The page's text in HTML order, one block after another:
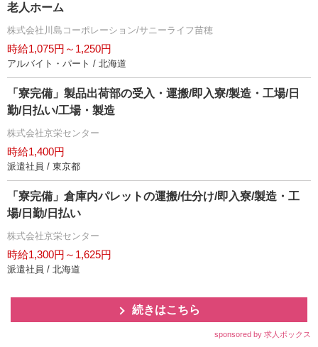
老人ホーム
株式会社川島コーポレーション/サニーライフ苗穂
時給1,075円～1,250円
アルバイト・パート / 北海道
「寮完備」製品出荷部の受入・運搬/即入寮/製造・工場/日
勤/日払い/工場・製造
株式会社京栄センター
時給1,400円
派遣社員 / 東京都
「寮完備」倉庫内パレットの運搬/仕分け/即入寮/製造・工
場/日勤/日払い
株式会社京栄センター
時給1,300円～1,625円
派遣社員 / 北海道
続きはこちら
sponsored by 求人ボックス